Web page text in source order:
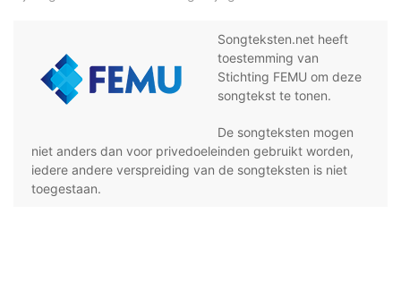
Songteksten.net heeft
toestemming van
Stichting FEMU om deze
songtekst te tonen.
De songteksten mogen
niet anders dan voor privedoeleinden gebruikt worden,
iedere andere verspreiding van de songteksten is niet
toegestaan.